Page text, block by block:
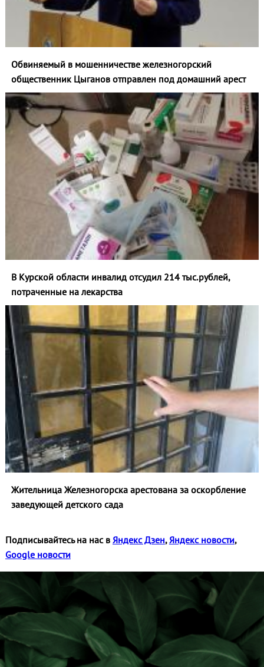
Обвиняемый в мошенничестве железногорский
общественник Цыганов отправлен под домашний арест
В Курской области инвалид отсудил 214 тыс.рублей,
потраченные на лекарства
Жительница Железногорска арестована за оскорбление
заведующей детского сада
Подписывайтесь на нас в Яндекс Дзен, Яндекс новости,
Google новости